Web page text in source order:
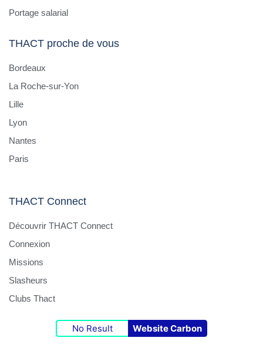
Portage salarial
THACT proche de vous
Bordeaux
La Roche-sur-Yon
Lille
Lyon
Nantes
Paris
THACT Connect
Découvrir THACT Connect
Connexion
Missions
Slasheurs
Clubs Thact
No Result Website Carbon